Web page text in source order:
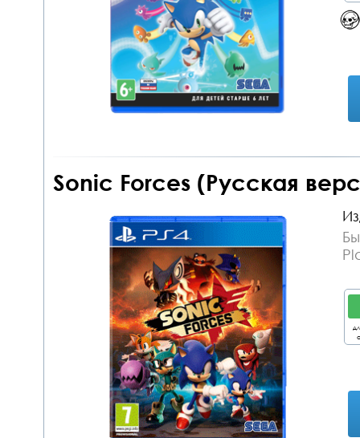
Sonic Forces (Русская